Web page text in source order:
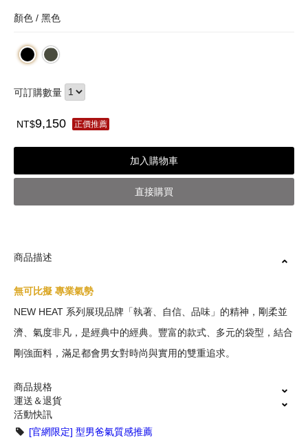
顏色 / 黑色
可訂購數量
NT$9,150 正價推薦
加入購物車
直接購買
商品描述
無可比擬 專業氣勢
NEW HEAT 系列展現品牌「執著、自信、品味」的精神，剛柔並
濟、氣度非凡，是經典中的經典。豐富的款式、多元的袋型，結合
剛強面料，滿足都會男女對時尚與實用的雙重追求。
商品規格
拉鍊式開闔
運送＆退貨
出/退換貨常見問題說明
活動快訊
[官網限定] 型男爸氣質感推薦